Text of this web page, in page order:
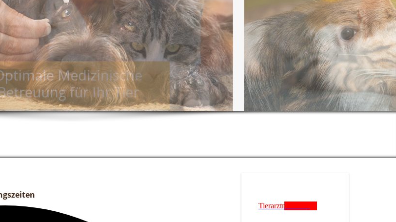
Tierarztnotdienst